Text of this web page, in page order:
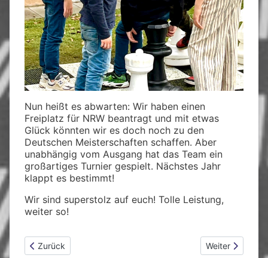
Nun heißt es abwarten: Wir haben einen
Freiplatz für NRW beantragt und mit etwas
Glück könnten wir es doch noch zu den
Deutschen Meisterschaften schaffen. Aber
unabhängig vom Ausgang hat das Team ein
großartiges Turnier gespielt. Nächstes Jahr
klappt es bestimmt!
Wir sind superstolz auf euch! Tolle Leistung,
weiter so!
Vorheriger Beitrag: Bezirksjugendeinzelmeisterschaft dieses
Zurück Nächster
Weiter